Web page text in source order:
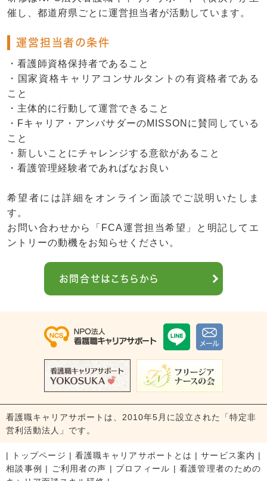
催し、都道府県ごとに運営担当者が活動しています。
運営担当者の条件
・看護師資格保持者であること
・国家資格キャリアコンサルタントの有資格者である
こと
・主体的に行動して運営できること
・Fキャリア・アンバサダーのMISSONに賛同している
こと
・新しいことにチャレンジする意欲があること
・看護管理経験者であればなお良い
希望者には詳細をオンライン面談でご説明いたしま
す。
お問い合わせから「FCA運営担当希望」と明記してエ
ントリーの動機をお知らせください。
お問合せはこちらから
看護職キャリアサポートは、2010年5月に設立された「特定非
営利活動法人」です。
| トップページ | 看護職キャリアサポートとは |サービス案内 |
相談事例
| ご利用者の声 | プロフィール | 看護管理者のための